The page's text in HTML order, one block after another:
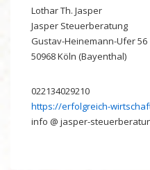
LotharTh. Jasper
Jasper Steuerberatung
Gustav-Heinemann-Ufer 56
50968Köln (Bayenthal)
022134029210
https://erfolgreich-
info @ jasper-